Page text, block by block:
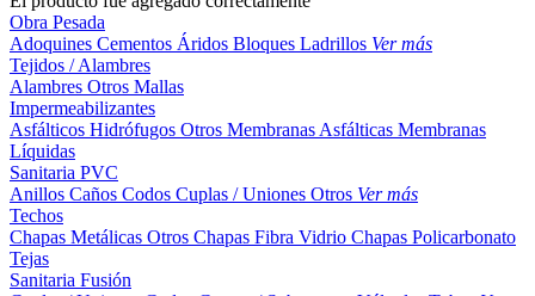
Obra Pesada
Adoquines Cementos Áridos Bloques Ladrillos Ver más
Tejidos / Alambres
Alambres Otros Mallas
Impermeabilizantes
Asfálticos Hidrófugos Otros Membranas Asfálticas Membranas
Líquidas
Sanitaria PVC
Anillos Caños Codos Cuplas / Uniones Otros Ver más
Techos
Chapas Metálicas Otros Chapas Fibra Vidrio Chapas Policarbonato
Tejas
Sanitaria Fusión